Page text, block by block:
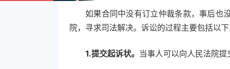
如果合同中没有订立仲裁条款，事后也
院，寻求司法解决。诉讼的过程主要包括以下
1.提交起诉状。 当事人可以向人民法院提